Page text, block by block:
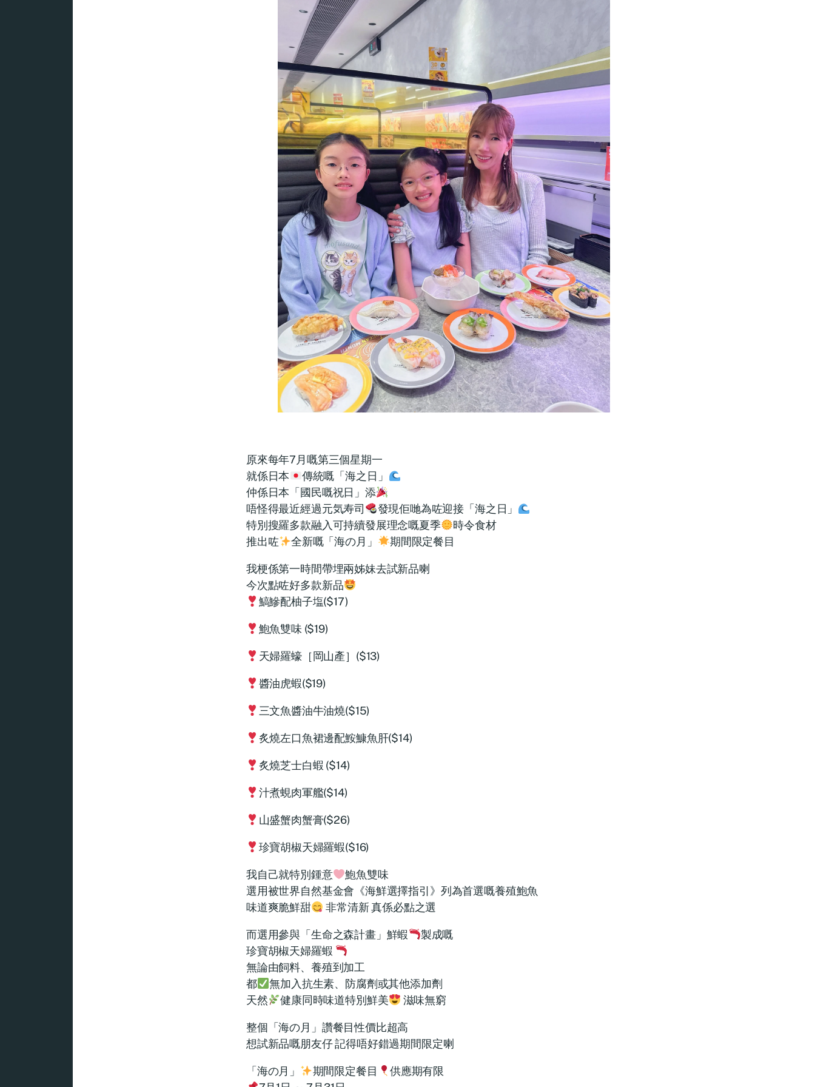
原來每年7月嘅第三個星期一
就係日本
傳統嘅「海之日」
仲係日本「國民嘅祝日」添
唔怪得最近經過元気寿司
發現佢哋為咗迎接「海之日」
特別搜羅多款融入可持續發展理念嘅夏季
時令食材
推出咗
全新嘅「海の月」 期間限定餐目
我梗係第一時間帶埋兩姊妹去試新品喇
今次點咗好多款新品
鰝鰺配柚子塩($17)
鮑魚雙味 ($19)
天婦羅蠔［岡山產］($13)
醬油虎蝦($19)
三文魚醬油牛油燒($15)
炙燒左口魚裙邊配鮟鱇魚肝($14)
炙燒芝士白蝦 ($14)
汁煮蜆肉軍艦($14)
山盛蟹肉蟹膏($26)
珍寶胡椒天婦羅蝦($16)
我自己就特別鍾意
鮑魚雙味
選用被世界自然基金會《海鮮選擇指引》列為首選嘅養殖鮑魚
味道爽脆鮮甜
非常清新 真係必點之選
而選用參與「生命之森計畫」鮮蝦
製成嘅
珍寶胡椒天婦羅蝦
無論由飼料、養殖到加工
都
無加入抗生素、防腐劑或其他添加劑
天然
健康同時味道特別鮮美 滋味無窮
整個「海の月」讚餐目性價比超高
想試新品嘅朋友仔 記得唔好錯過期間限定喇
「海の月」 期間限定餐目
供應期有限